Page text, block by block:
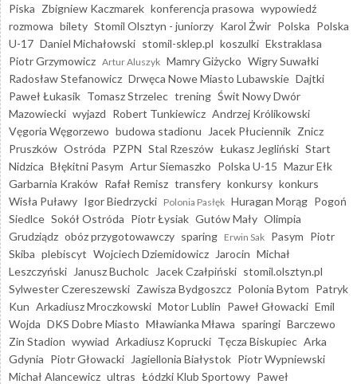
Piska Zbigniew Kaczmarek konferencja prasowa wypowiedź
rozmowa bilety Stomil Olsztyn - juniorzy Karol Żwir Polska Polska
U-17 Daniel Michałowski stomil-sklep.pl koszulki Ekstraklasa
Piotr Grzymowicz Artur Aluszyk Mamry Giżycko Wigry Suwałki
Radosław Stefanowicz Drwęca Nowe Miasto Lubawskie Dajtki
Paweł Łukasik Tomasz Strzelec trening Świt Nowy Dwór
Mazowiecki wyjazd Robert Tunkiewicz Andrzej Królikowski
Vęgoria Węgorzewo budowa stadionu Jacek Płuciennik Znicz
Pruszków Ostróda PZPN Stal Rzeszów Łukasz Jegliński Start
Nidzica Błękitni Pasym Artur Siemaszko Polska U-15 Mazur Ełk
Garbarnia Kraków Rafał Remisz transfery konkursy konkurs
Wisła Puławy Igor Biedrzycki Polonia Pasłęk Huragan Morąg Pogoń
Siedlce Sokół Ostróda Piotr Łysiak Gutów Mały Olimpia
Grudziądz obóz przygotowawczy sparing Erwin Sak Pasym Piotr
Skiba plebiscyt Wojciech Dziemidowicz Jarocin Michał
Leszczyński
Janusz Bucholc Jacek Czałpiński stomil.olsztyn.pl
Sylwester Czereszewski Zawisza Bydgoszcz Polonia Bytom Patryk
Kun Arkadiusz Mroczkowski Motor Lublin Paweł Głowacki Emil
Wojda DKS Dobre Miasto Mławianka Mława sparingi Barczewo
Zin Stadion wywiad Arkadiusz Koprucki Tęcza Biskupiec Arka
Gdynia Piotr Głowacki Jagiellonia Białystok Piotr Wypniewski
Michał Alancewicz ultras Łódzki Klub Sportowy Paweł